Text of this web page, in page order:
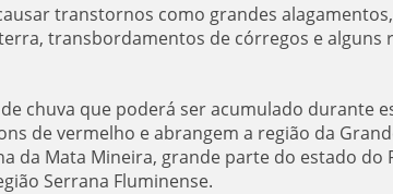
transtornos como grandes alagamentos,
transbordamentos de córregos e alguns
chuva que poderá ser acumulado durante
de vermelho e abrangem a região da
da Mata Mineira, grande parte do estado do
Serrana Fluminense.